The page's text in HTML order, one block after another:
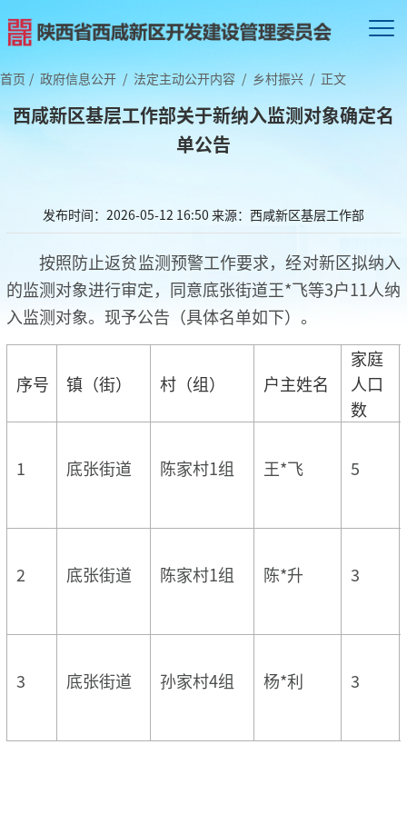
首页 / 政府信息公开 / 法定主动公开内容 / 乡村振兴 / 正文
西咸新区基层工作部关于新纳入监测对象确定名
单公告
发布时间：2026-05-12 16:50 来源：西咸新区基层工作部
按照防止返贫监测预警工作要求，经对新区拟纳入
的监测对象进行审定，同意底张街道王*飞等3户11人纳
入监测对象。现予公告（具体名单如下）。
序号 镇（街） 村（组） 户主姓名
家庭
人口
数
1 底张街道 陈家村1组 王*飞 5
2 底张街道 陈家村1组 陈*升 3
3 底张街道 孙家村4组 杨*利 3